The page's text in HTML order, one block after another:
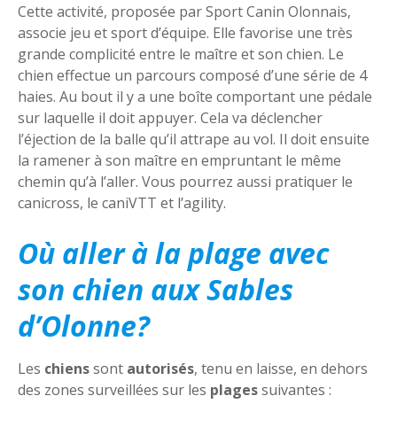
Cette activité, proposée par Sport Canin Olonnais,
associe jeu et sport d’équipe. Elle favorise une très
grande complicité entre le maître et son chien. Le
chien effectue un parcours composé d’une série de 4
haies. Au bout il y a une boîte comportant une pédale
sur laquelle il doit appuyer. Cela va déclencher
l’éjection de la balle qu’il attrape au vol. Il doit ensuite
la ramener à son maître en empruntant le même
chemin qu’à l’aller. Vous pourrez aussi pratiquer le
canicross, le caniVTT et l’agility.
Où aller à la plage avec
son chien aux Sables
d’Olonne?
Les chienssont autorisés, tenu en laisse, en dehors
des zones surveillées sur les plagessuivantes :